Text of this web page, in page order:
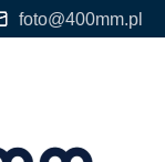
foto@400mm.pl